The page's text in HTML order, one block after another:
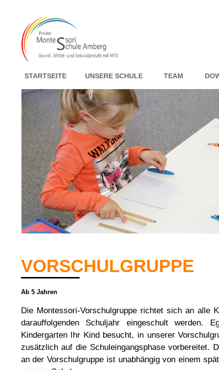
STARTSEITE UNSERE SCHULE TEAM
VORSCHULGRUPPE
Ab 5 Jahren
Die Montessori-Vorschulgruppe richtet sich an alle
darauffolgenden Schuljahr eingeschult werden.
Kindergarten Ihr Kind besucht, in unserer
zusätzlich auf die Schuleingangsphase vorbereitet.
an der Vorschulgruppe ist unabhängig von einem